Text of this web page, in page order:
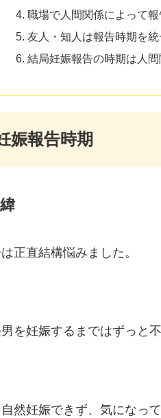
職場で人間関係によって
友人・知人は報告時期を統
結局妊娠報告の時期は人
娠報告時期
正直結構悩みました。
を妊娠するまではずっと
然妊娠できず、気になっ